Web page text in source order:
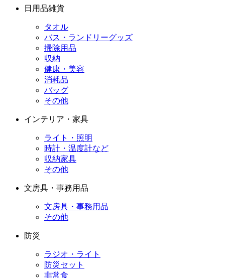
日用品雑貨
タオル
バス・ランドリーグッズ
掃除用品
収納
健康・美容
消耗品
バッグ
その他
インテリア・家具
ライト・照明
時計・温度計など
収納家具
その他
文房具・事務用品
文房具・事務用品
その他
防災
ラジオ・ライト
防災セット
非常食